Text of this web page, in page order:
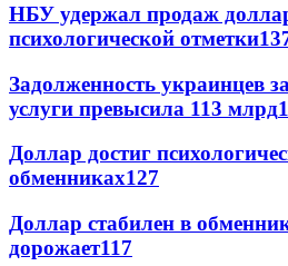
НБУ удержал продаж
психологической отметки
Задолженность украинцев
услуги превысила 113 млрд
Доллар достиг
обменниках127
Доллар стабилен в
дорожает117